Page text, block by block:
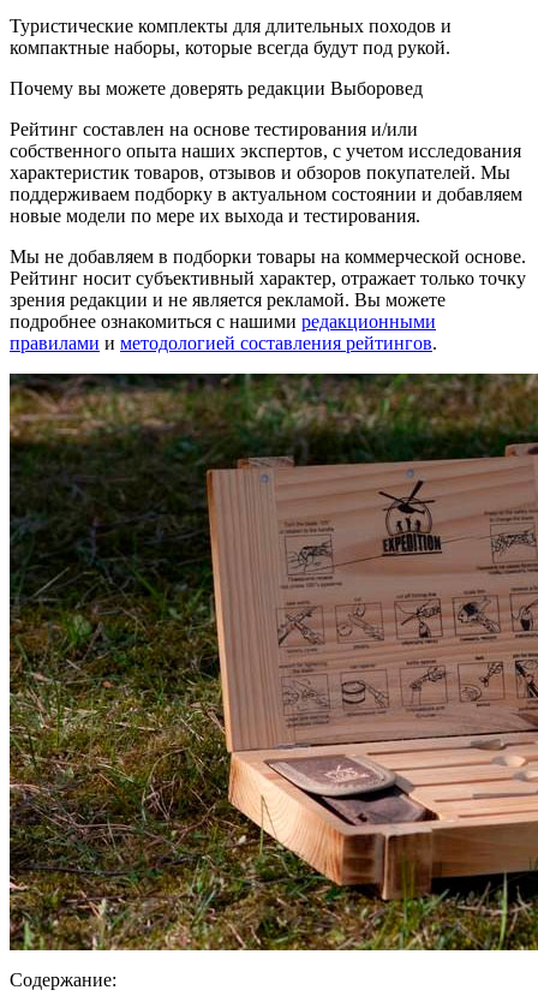
Туристические комплекты для длительных походов и
компактные наборы, которые всегда будут под рукой.
Почему вы можете доверять редакции Выборовед
Рейтинг составлен на основе тестирования и/или
собственного опыта наших экспертов, с учетом исследования
характеристик товаров, отзывов и обзоров покупателей. Мы
поддерживаем подборку в актуальном состоянии и добавляем
новые модели по мере их выхода и тестирования.
Мы не добавляем в подборки товары на коммерческой основе.
Рейтинг носит субъективный характер, отражает только точку
зрения редакции и не является рекламой. Вы можете
подробнее ознакомиться с нашими редакционными
правилами и методологией составления рейтингов.
Содержание: